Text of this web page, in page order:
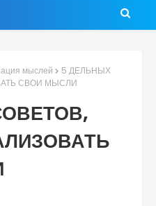
мыслей
5 ДЕЛЬНЫХ
СВОИ МЫСЛИ